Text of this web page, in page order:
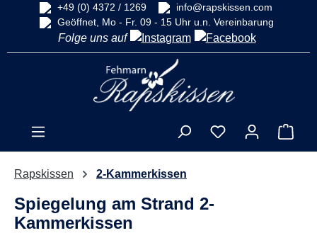
springen
+49 (0) 4372 / 1269
info@rapskissen.com
Geöffnet, Mo - Fr. 09 - 15 Uhr u.n. Vereinbarung
Folge uns auf
Rapskissen 2-Kammerkissen
Spiegelung am Strand 2-
Kammerkissen